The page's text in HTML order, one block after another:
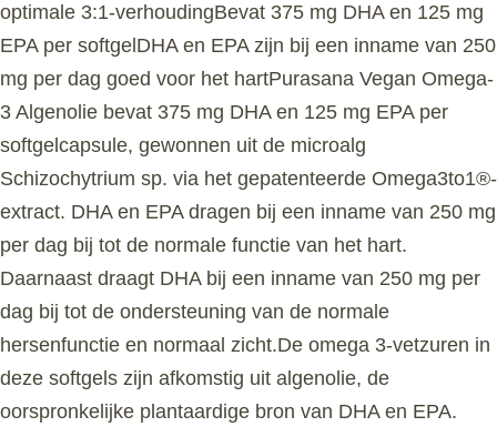
optimale 3:1-verhoudingBevat 375 mg DHA en 125 mg
EPA per softgelDHA en EPA zijn bij een inname van 250
mg per dag goed voor het hartPurasana Vegan Omega-
3 Algenolie bevat 375 mg DHA en 125 mg EPA per
softgelcapsule, gewonnen uit de microalg
Schizochytrium sp. via het gepatenteerde Omega3to1®-
extract. DHA en EPA dragen bij een inname van 250 mg
per dag bij tot de normale functie van het hart.
Daarnaast draagt DHA bij een inname van 250 mg per
dag bij tot de ondersteuning van de normale
hersenfunctie en normaal zicht.De omega 3-vetzuren in
deze softgels zijn afkomstig uit algenolie, de
oorspronkelijke plantaardige bron van DHA en EPA.